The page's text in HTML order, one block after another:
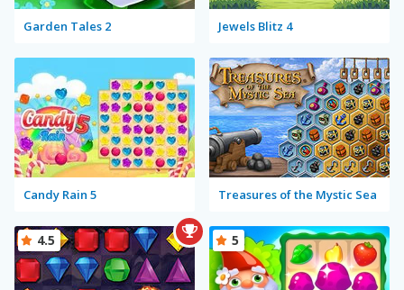
Garden Tales 2 Jewels Blitz 4
Candy Rain 5 Treasures of the Mystic Sea
4.5 5